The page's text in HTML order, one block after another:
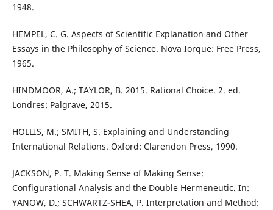
1948.
HEMPEL, C. G. Aspects of Scientific Explanation and Other
Essays in the Philosophy of Science. Nova Iorque: Free Press,
1965.
HINDMOOR, A.; TAYLOR, B. 2015. Rational Choice. 2. ed.
Londres: Palgrave, 2015.
HOLLIS, M.; SMITH, S. Explaining and Understanding
International Relations. Oxford: Clarendon Press, 1990.
JACKSON, P. T. Making Sense of Making Sense:
Configurational Analysis and the Double Hermeneutic. In:
YANOW, D.; SCHWARTZ-SHEA, P. Interpretation and Method: